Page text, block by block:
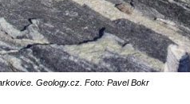
Geology.cz. Foto: Pavel Bokr